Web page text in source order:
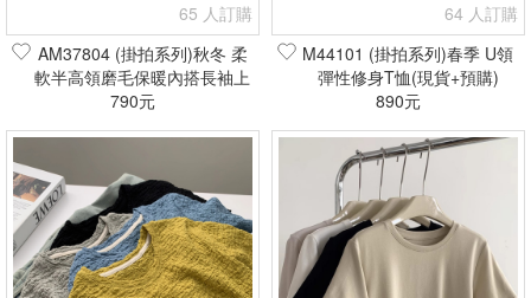
65 人訂購
AM37804 (掛拍系列)秋冬 柔
軟半高領磨毛保暖內搭長袖上
衣(現貨+預購)
790元
64 人訂購
M44101 (掛拍系列)春季 U領
彈性修身T恤(現貨+預購)
890元